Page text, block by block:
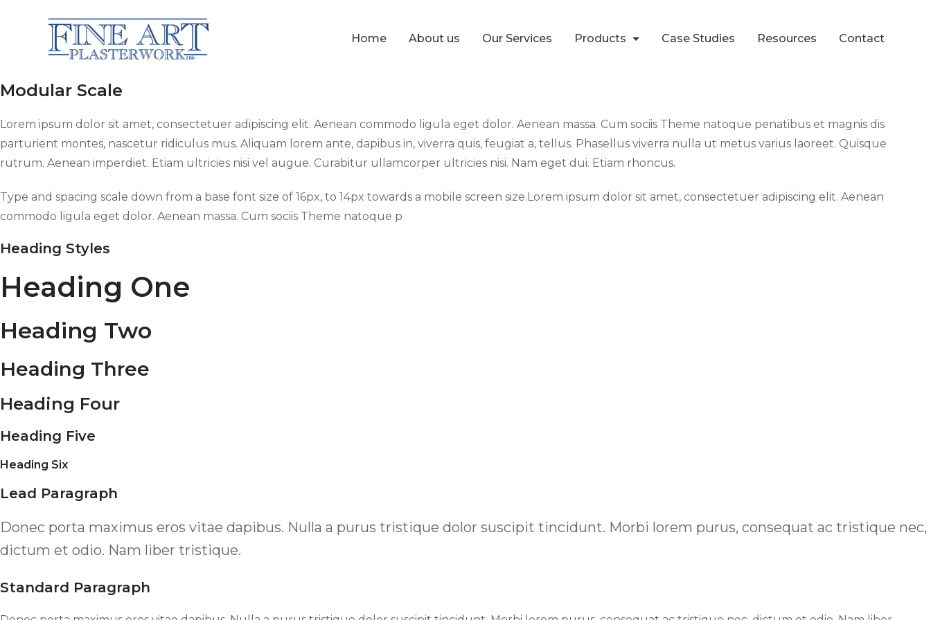
Home About us Our Services Products Case Studies Resources Contact
Modular Scale
Lorem ipsum dolor sit amet, consectetuer adipiscing elit. Aenean commodo ligula eget dolor. Aenean massa. Cum sociis Theme natoque penatibus et magnis dis
parturient montes, nascetur ridiculus mus. Aliquam lorem ante, dapibus in, viverra quis, feugiat a, tellus. Phasellus viverra nulla ut metus varius laoreet. Quisque
rutrum. Aenean imperdiet. Etiam ultricies nisi vel augue. Curabitur ullamcorper ultricies nisi. Nam eget dui. Etiam rhoncus.
Type and spacing scale down from a base font size of 16px, to 14px towards a mobile screen size.Lorem ipsum dolor sit amet, consectetuer adipiscing elit. Aenean
commodo ligula eget dolor. Aenean massa. Cum sociis Theme natoque p
Heading Styles
Heading One
Heading Two
Heading Three
Heading Four
Heading Five
Heading Six
Lead Paragraph
Donec porta maximus eros vitae dapibus. Nulla a purus tristique dolor suscipit tincidunt. Morbi lorem purus, consequat ac tristique nec,
dictum et odio. Nam liber tristique.
Standard Paragraph